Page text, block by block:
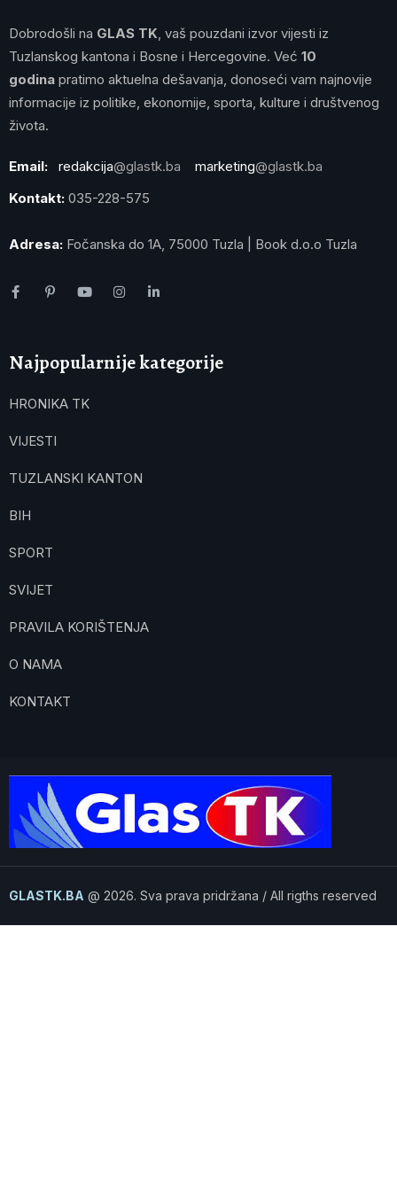
Dobrodošli na GLAS TK , vaš pouzdani izvor vijesti iz
Tuzlanskog kantona i Bosne i Hercegovine. Već 10
godina pratimo aktuelna dešavanja, donoseći vam najnovije
informacije iz politike, ekonomije, sporta, kulture i društvenog
života.
Email: redakcija@glastk.ba marketing@glastk.ba
Kontakt: 035-228-575
Adresa: Fočanska do 1A, 75000 Tuzla | Book d.o.o Tuzla
Najpopularnije kategorije
HRONIKA TK
VIJESTI
TUZLANSKI KANTON
BIH
SPORT
SVIJET
PRAVILA KORIŠTENJA
O NAMA
KONTAKT
GLASTK.BA @ 2026. Sva prava pridržana / All rigths reserved